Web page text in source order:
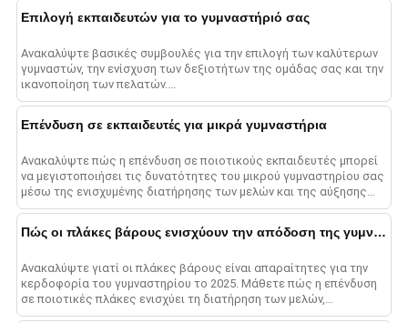
Επιλογή εκπαιδευτών για το γυμναστήριό σας
Ανακαλύψτε βασικές συμβουλές για την επιλογή των καλύτερων
γυμναστών, την ενίσχυση των δεξιοτήτων της ομάδας σας και την
ικανοποίηση των πελατών....
Επένδυση σε εκπαιδευτές για μικρά γυμναστήρια
Ανακαλύψτε πώς η επένδυση σε ποιοτικούς εκπαιδευτές μπορεί
να μεγιστοποιήσει τις δυνατότητες του μικρού γυμναστηρίου σας
μέσω της ενισχυμένης διατήρησης των μελών και της αύξησης
των εσόδων....
Πώς οι πλάκες βάρους ενισχύουν την απόδοση της γυμναστικής στο 2025
Ανακαλύψτε γιατί οι πλάκες βάρους είναι απαραίτητες για την
κερδοφορία του γυμναστηρίου το 2025. Μάθετε πώς η επένδυση
σε ποιοτικές πλάκες ενισχύει τη διατήρηση των μελών,
προσελκύει νέους πελάτες, α......